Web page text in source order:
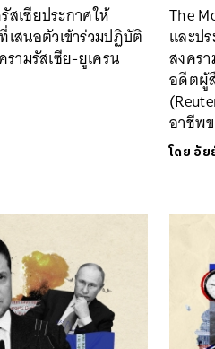
สเซียประกาศให้
สนอตัวเข้าร่วมปฏิบัติ
รามรัสเซีย-ยูเครน
The
และป
สงคร
อดีตผู้
อาชีพ
โดย อัย